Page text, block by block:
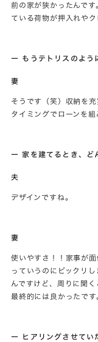
前の家が狭かったんで
ている荷物が押入れや
ー もうテトリスのよう
妻
そうです（笑）収納を
タイミングでローンを組
ー 家を建てるとき、ど
夫
デザインですね。
妻
使いやすさ！！家事が
っていうのにビックリ
んですけど、周りに聞
最終的には良かったです
ー ヒアリングさせてい